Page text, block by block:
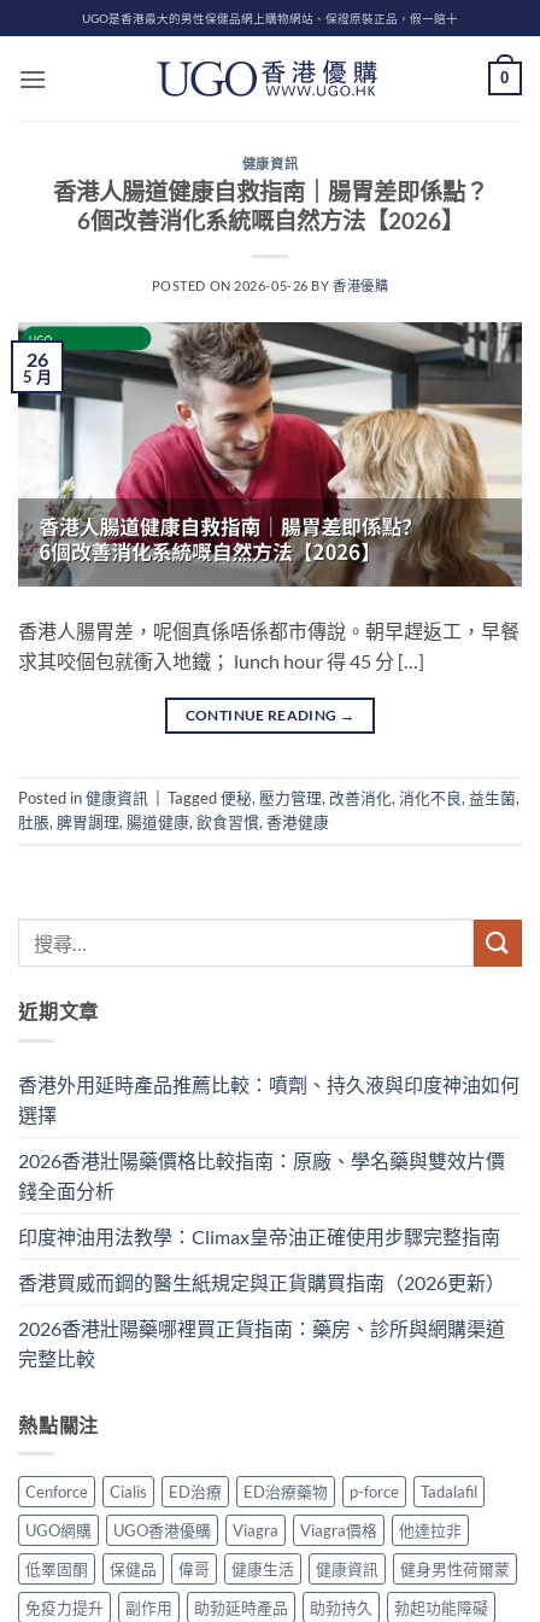
to
content
UGO是香港最大的男性保健品網上購物網站、保證原裝正品，假一賠十
0
健康資訊
香港人腸道健康自救指南｜腸胃差即係點？
6個改善消化系統嘅自然方法【2026】
POSTED ON 2026-05-26 BY香港優購
26
5 月
香港人腸胃差，呢個真係唔係都市傳說。朝早趕返工，早餐
求其咬個包就衝入地鐵； lunch hour 得 45 分 […]
CONTINUE READING →
Posted in健康資訊 Tagged便秘, 壓力管理, 改善消化,消化不良,益生菌,
肚脹,脾胃調理,腸道健康,飲食習慣,香港健康
近期文章
香港外用延時產品推薦比較：噴劑、持久液與印度神油如何
選擇
2026香港壯陽藥價格比較指南：原廠、學名藥與雙效片價
錢全面分析
印度神油用法教學：Climax皇帝油正確使用步驟完整指南
香港買威而鋼的醫生紙規定與正貨購買指南（2026更新）
2026香港壯陽藥哪裡買正貨指南：藥房、診所與網購渠道
完整比較
熱點關注
Cenforce Cialis ED治療 ED治療藥物 p-force
Tadalafil
UGO網購
UGO香港優購 Viagra Viagra價格
他達拉非
低睪固酮
保健品 偉哥 健康生活 健康資訊
健身男性荷爾蒙
免疫力提升
副作用 助勃延時產品 助勃持久 勃起功能障礙